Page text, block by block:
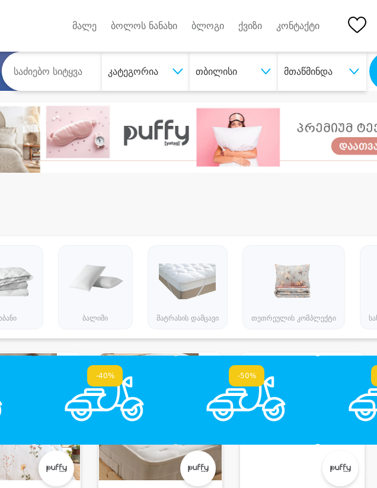
მალე ბოლოს ნანახი ბლოგი ქვიზი კონტაქტი
კატეგორია თბილისი მთაწმინდა
ბალიში მატრასის დამცავი თეთრეულის კომპლექტი
-40% -50%